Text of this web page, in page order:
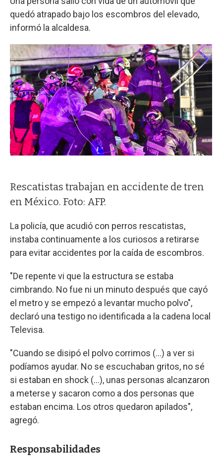
quedó atrapado bajo los escombros del elevado,
informó la alcaldesa.
Rescatistas trabajan en accidente de tren
en México. Foto: AFP.
La policía, que acudió con perros rescatistas,
instaba continuamente a los curiosos a retirarse
para evitar accidentes por la caída de escombros.
"De repente vi que la estructura se estaba
cimbrando. No fue ni un minuto después que cayó
el metro y se empezó a levantar mucho polvo",
declaró una testigo no identificada a la cadena local
Televisa.
"Cuando se disipó el polvo corrimos (...) a ver si
podíamos ayudar. No se escuchaban gritos, no sé
si estaban en shock (...), unas personas alcanzaron
a meterse y sacaron como a dos personas que
estaban encima. Los otros quedaron apilados",
agregó.
Responsabilidades